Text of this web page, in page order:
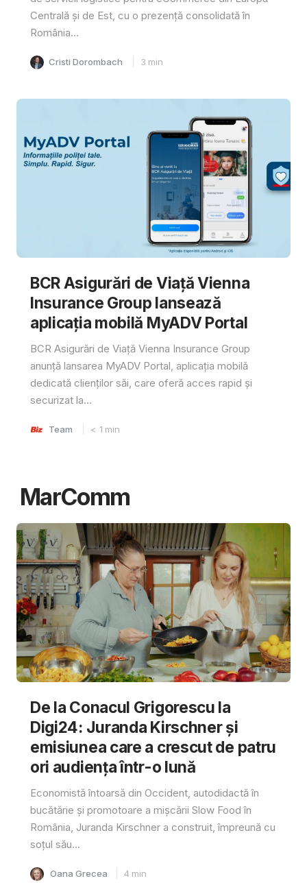
Centrală și de Est, cu o prezență consolidată în
România...
Cristi Dorombach 3 min
BCR Asigurări de Viață Vienna
Insurance Group lansează
aplicația mobilă MyADV Portal
BCR Asigurări de Viață Vienna Insurance Group
anunță lansarea MyADV Portal, aplicația mobilă
dedicată clienților săi, care oferă acces rapid și
securizat la...
Team < 1 min
MarComm
De la Conacul Grigorescu la
Digi24: Juranda Kirschner și
emisiunea care a crescut de patru
ori audiența într-o lună
Economistă întoarsă din Occident, autodidactă în
bucătărie și promotoare a mișcării Slow Food în
România, Juranda Kirschner a construit, împreună cu
soțul său...
Oana Grecea 4 min